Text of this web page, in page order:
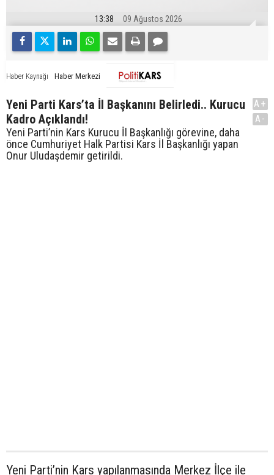
13:38 09 Ağustos 2026
Haber Kaynağı Haber Merkezi
Yeni Parti Kars’ta İl Başkanını Belirledi.. Kurucu
Kadro Açıklandı!
Yeni Parti’nin Kars Kurucu İl Başkanlığı görevine, daha
önce Cumhuriyet Halk Partisi Kars İl Başkanlığı yapan
Onur Uludaşdemir getirildi.
A+
A-
Yeni Parti’nin Kars yapılanmasında Merkez İlçe ile